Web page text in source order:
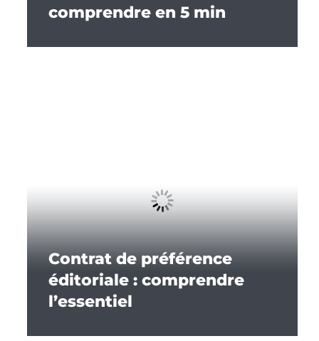
comprendre en 5 min
Contrat de préférence
éditoriale : comprendre
l’essentiel